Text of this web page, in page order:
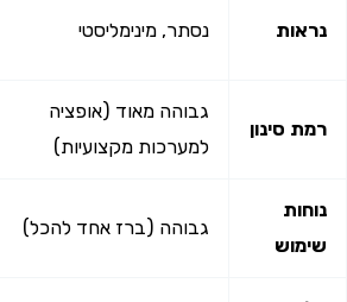
נסתר, מינימליסטי
סינון
גבוהה מאוד (אופציה
למערכות מקצועיות)
גבוהה (ברז אחד להכל)